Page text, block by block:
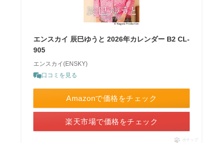
エンスカイ 辰巳ゆうと 2026年カレンダー B2 CL-
905
エンスカイ(ENSKY)
口コミを見る
Amazonで価格をチェック
楽天市場で価格をチェック
ポチップ